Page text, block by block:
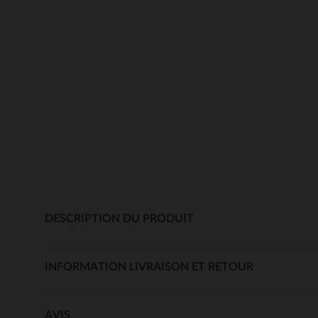
DESCRIPTION DU PRODUIT
INFORMATION LIVRAISON ET RETOUR
AVIS